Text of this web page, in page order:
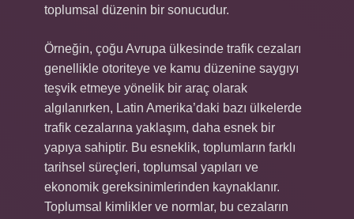
toplumsal düzenin bir sonucudur.
Örneğin, çoğu Avrupa ülkesinde trafik cezaları
genellikle otoriteye ve kamu düzenine saygıyı
teşvik etmeye yönelik bir araç olarak
algılanırken, Latin Amerika’daki bazı ülkelerde
trafik cezalarına yaklaşım, daha esnek bir
yapıya sahiptir. Bu esneklik, toplumların farklı
tarihsel süreçleri, toplumsal yapıları ve
ekonomik gereksinimlerinden kaynaklanır.
Toplumsal kimlikler ve normlar, bu cezaların